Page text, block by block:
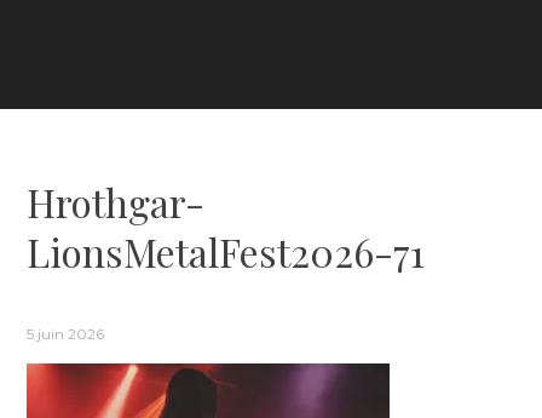
Hrothgar-
LionsMetalFest2026-71
5 juin 2026